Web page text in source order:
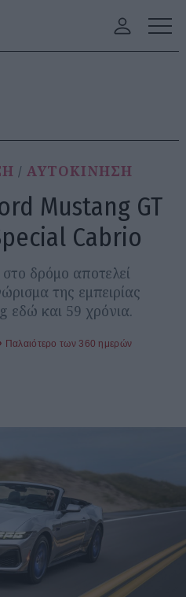
ΑΥΤΟΚΙΝΗΣΗ
Mustang GT
Cabrio
δρόμο αποτελεί
της εμπειρίας
εδώ και 59 χρόνια.
Παλαιότερο των 360 ημερών